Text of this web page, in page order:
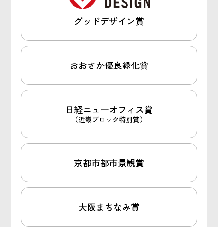
グッドデザイン賞
おおさか優良緑化賞
日経ニューオフィス賞
（近畿ブロック特別賞）
京都市都市景観賞
大阪まちなみ賞